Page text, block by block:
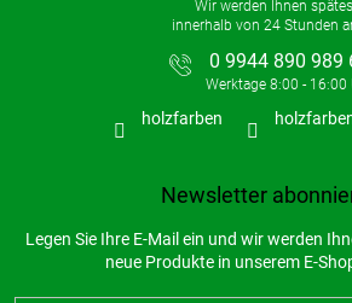
0 9944 890 989
holzfarben
Newsletter
Legen Sie Ihre E-Mail ein und wir werden
neue Produkte in unserem E-